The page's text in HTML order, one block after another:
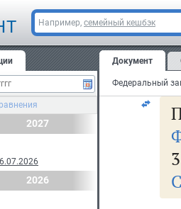
Например, семейный кешбэк
2027
2026
Документ